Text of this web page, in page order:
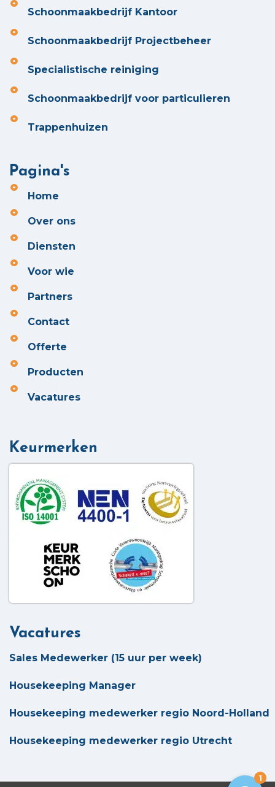
Schoonmaakbedrijf Kantoor
Schoonmaakbedrijf Projectbeheer
Specialistische reiniging
Schoonmaakbedrijf voor particulieren
Trappenhuizen
Pagina's
Home
Over ons
Diensten
Voor wie
Partners
Contact
Offerte
Producten
Vacatures
Keurmerken
Vacatures
Sales Medewerker (15 uur per week)
Housekeeping Manager
Housekeeping medewerker regio Noord-Holland
Housekeeping medewerker regio Utrecht
1